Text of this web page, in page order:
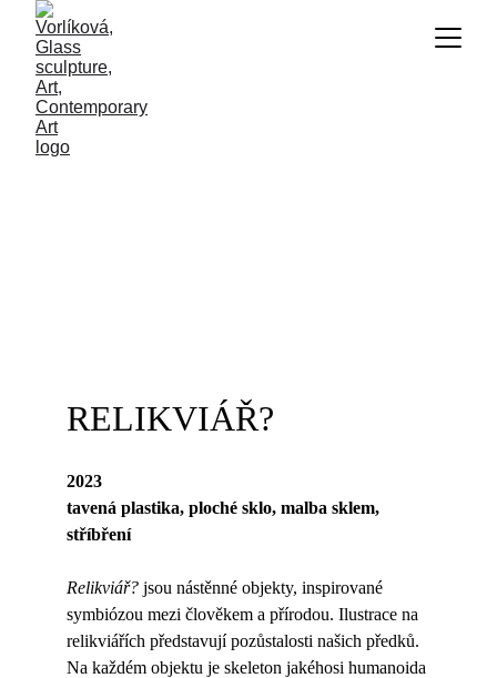
2023
tavená plastika, ploché sklo, malba sklem,
stříbření
Relikviář? jsou nástěnné objekty, inspirované
symbiózou mezi člověkem a přírodou. Ilustrace na
relikviářích představují pozůstalosti našich předků.
Na každém objektu je skeleton jakéhosi humanoida
RELIKVIÁŘ?